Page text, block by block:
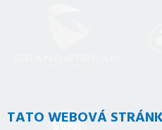
TATO WEBOVÁ